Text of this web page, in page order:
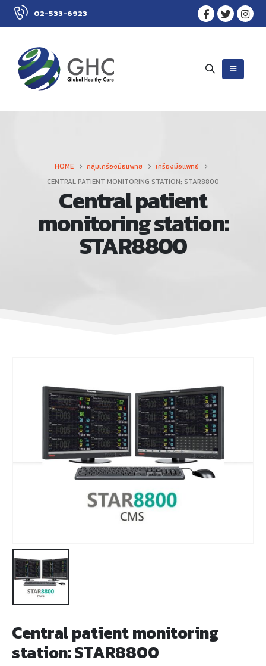
02-533-6923
HOME กลุ่มเครื่องมือแพทย์
เครื่องมือแพทย์
CENTRAL PATIENT MONITORING STATION: STAR8800
Central patient
monitoring station:
STAR8800
Central patient monitoring
station: STAR8800